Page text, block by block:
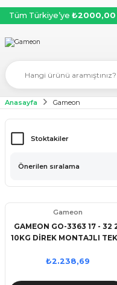
Tüm Türkiye’ye ₺2000,00
Anasayfa Gameon
Stoktakiler
Gameon
GAMEON GO-3363 17 - 32
10KG DİREK MONTAJLI
₺2.238,69